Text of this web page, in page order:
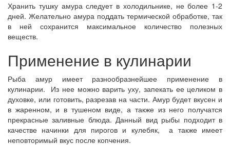
Хранить тушку амура следует в холодильнике, не более 1-2
дней. Желательно амура поддать термической обработке, так
в ней сохранится максимальное количество полезных
веществ.
Применение в кулинарии
Рыба амур имеет разнообразнейшее применение в
кулинарии. Из нее можно варить уху, запекать ее целиком в
духовке, или готовить, разрезав на части. Амур будет вкусен и
в жаренном, и в тушеном виде, а также из него получатся
прекрасные заливные блюда. Данный вид рыбы подходит в
качестве начинки для пирогов и кулебяк, а также имеет
неповторимый вкус после копчения.